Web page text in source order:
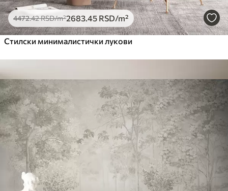
4472.42RSD/m²2683 .45 RSD/m²
Стилски минималистички лукови